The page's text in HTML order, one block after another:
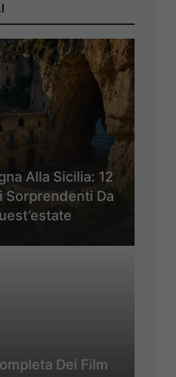
Alla Sicilia: 12
Sorprendenti Da
Dei Film